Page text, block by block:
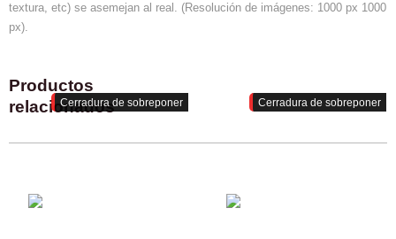
textura, etc) se asemejan al real. (Resolución de imágenes: 1000 px 1000
px).
Productos
relacionados
Cerradura de sobreponer Cerradura de sobreponer